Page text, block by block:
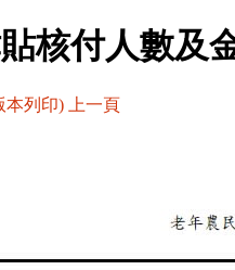
核付人數及
本列印) 上一頁